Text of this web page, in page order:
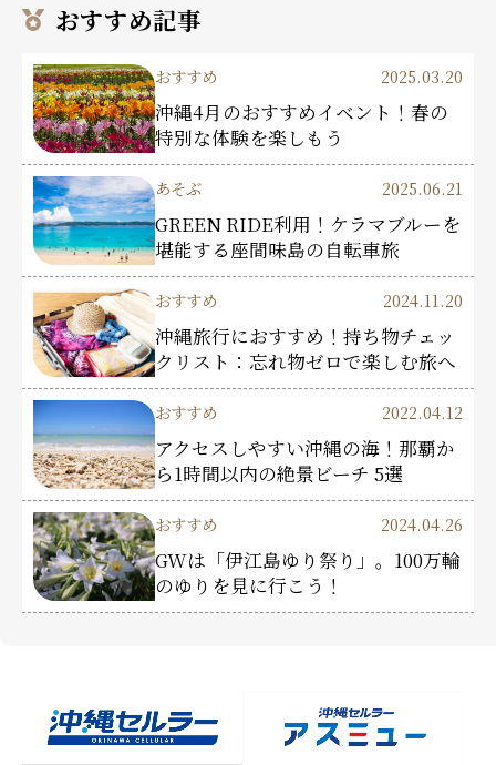
おすすめ記事
おすすめ 2025.03.20
沖縄4月のおすすめイベント！春の
特別な体験を楽しもう
あそぶ 2025.06.21
GREEN RIDE利用！ケラマブルーを
堪能する座間味島の自転車旅
おすすめ 2024.11.20
沖縄旅行におすすめ！持ち物チェッ
クリスト：忘れ物ゼロで楽しむ旅へ
おすすめ 2022.04.12
アクセスしやすい沖縄の海！那覇か
ら1時間以内の絶景ビーチ 5選
おすすめ 2024.04.26
GWは「伊江島ゆり祭り」。100万輪
のゆりを見に行こう！